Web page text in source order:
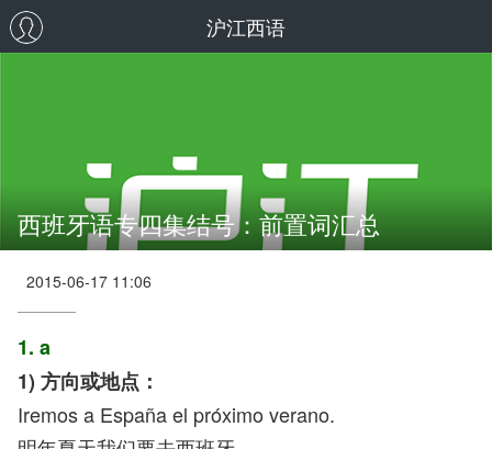
沪江西语
西班牙语专四集结号：前置词汇总
2015-06-17 11:06
1. a
1) 方向或地点：
Iremos a España el próximo verano.